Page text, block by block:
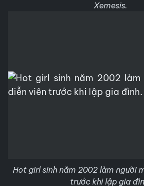
Xemesis.
Hot girl sinh năm 2002 làm người
trước khi lập gia